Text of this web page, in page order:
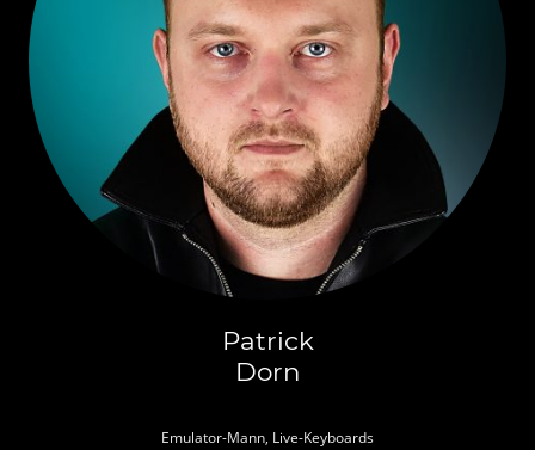
Patrick
Dorn
Emulator-Mann, Live-Keyboards